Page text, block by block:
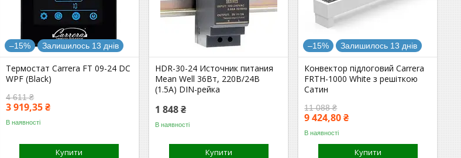
–15% Залишилось 13 днів
Термостат Carrera FT 09-24 DC
WPF (Black)
4 611 ₴
3 919,35 ₴
В наявності
Купити
HDR-30-24 Источник питания
Mean Well 36Вт, 220В/24В
(1.5А) DIN-рейка
1 848 ₴
В наявності
Купити
–15% Залишилось 13 днів
Конвектор підлоговий Carrera
FRTH-1000 White з решіткою
Сатин
11 088 ₴
9 424,80 ₴
В наявності
Купити